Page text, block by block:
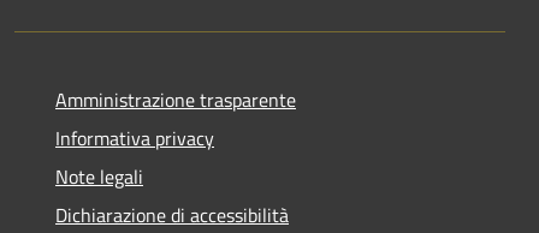
Amministrazione trasparente
Informativa privacy
Note legali
Dichiarazione di accessibilità